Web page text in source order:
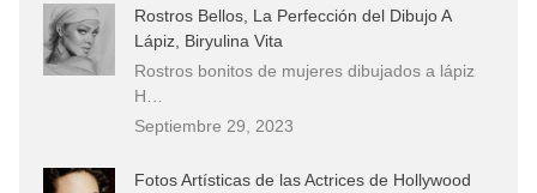
Rostros Bellos, La Perfección del Dibujo A
Lápiz, Biryulina Vita
Rostros bonitos de mujeres dibujados a lápiz
H…
Septiembre 29, 2023
Fotos Artísticas de las Actrices de Hollywood